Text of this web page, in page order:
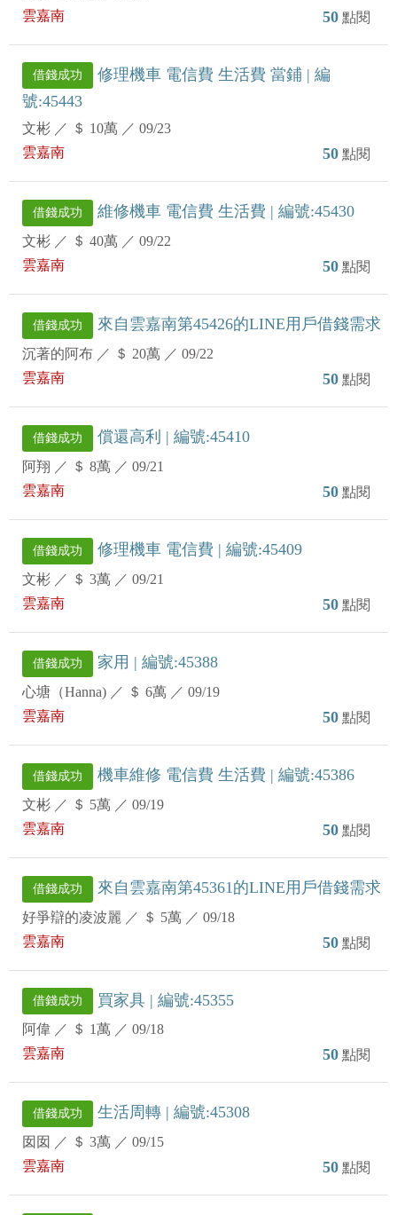
雲嘉南
50 點閱
借錢成功
修理機車 電信費 生活費 當鋪 | 編
號:45443
文彬 ／ ＄ 10萬 ／ 09/23
雲嘉南
50 點閱
借錢成功 維修機車 電信費 生活費 | 編號:45430
文彬 ／ ＄ 40萬 ／ 09/22
雲嘉南
50 點閱
借錢成功 來自雲嘉南第45426的LINE用戶借錢需求
沉著的阿布 ／ ＄ 20萬 ／ 09/22
雲嘉南
50 點閱
借錢成功 償還高利 | 編號:45410
阿翔 ／ ＄ 8萬 ／ 09/21
雲嘉南
50 點閱
借錢成功 修理機車 電信費 | 編號:45409
文彬 ／ ＄ 3萬 ／ 09/21
雲嘉南
50 點閱
借錢成功 家用 | 編號:45388
心塘（Hanna) ／ ＄ 6萬 ／ 09/19
雲嘉南
50 點閱
借錢成功 機車維修 電信費 生活費 | 編號:45386
文彬 ／ ＄ 5萬 ／ 09/19
雲嘉南
50 點閱
借錢成功 來自雲嘉南第45361的LINE用戶借錢需求
好爭辯的凌波麗 ／ ＄ 5萬 ／ 09/18
雲嘉南
50 點閱
借錢成功 買家具 | 編號:45355
阿偉 ／ ＄ 1萬 ／ 09/18
雲嘉南
50 點閱
借錢成功 生活周轉 | 編號:45308
囡囡 ／ ＄ 3萬 ／ 09/15
雲嘉南
50 點閱